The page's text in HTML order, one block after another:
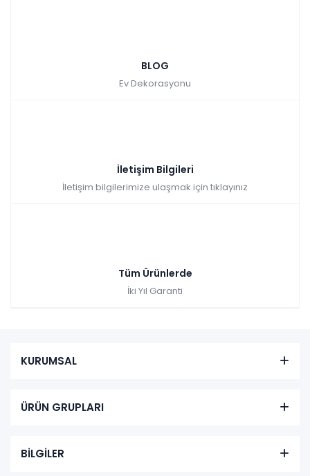
BLOG
Ev Dekorasyonu
İletişim Bilgileri
İletişim bilgilerimize ulaşmak için tıklayınız
Tüm Ürünlerde
İki Yıl Garanti
KURUMSAL
ÜRÜN GRUPLARI
BİLGİLER